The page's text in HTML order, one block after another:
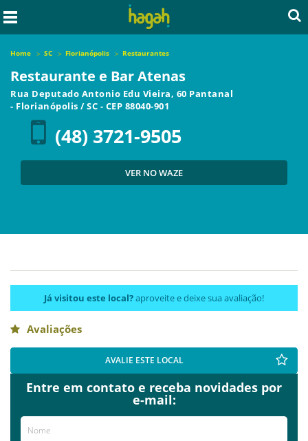
Home SC Florianópolis Restaurantes
Restaurante e Bar Atenas
Rua Deputado Antonio Edu Vieira, 60 Pantanal
- Florianópolis /SC - CEP 88040-901
(48) 3721-9505
VER NO WAZE
Já visitou este local?aproveite e deixe sua avaliação!
Avaliações
AVALIE ESTE LOCAL
Entre em contato e receba novidades por
e-mail: